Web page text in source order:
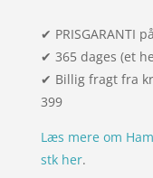
✔ PRISGARANTI
✔ 365 dages (et
✔ Billig fragt fra
399
Læs mere om
stk her.